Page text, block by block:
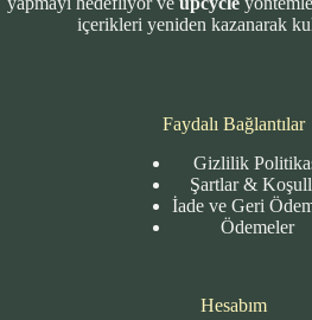
içerikleri yeniden kazanarak
Faydalı Bağlantılar
Gizlilik
Şartlar &
İade ve Geri
Ödemeler
Hesabım